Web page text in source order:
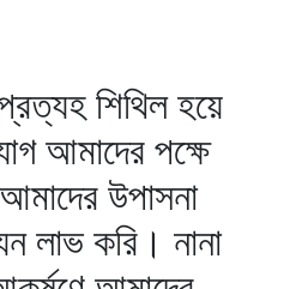
শিথিল হয়ে
আমাদের পক্ষে
উপাসনা
লাভ করি। নানা